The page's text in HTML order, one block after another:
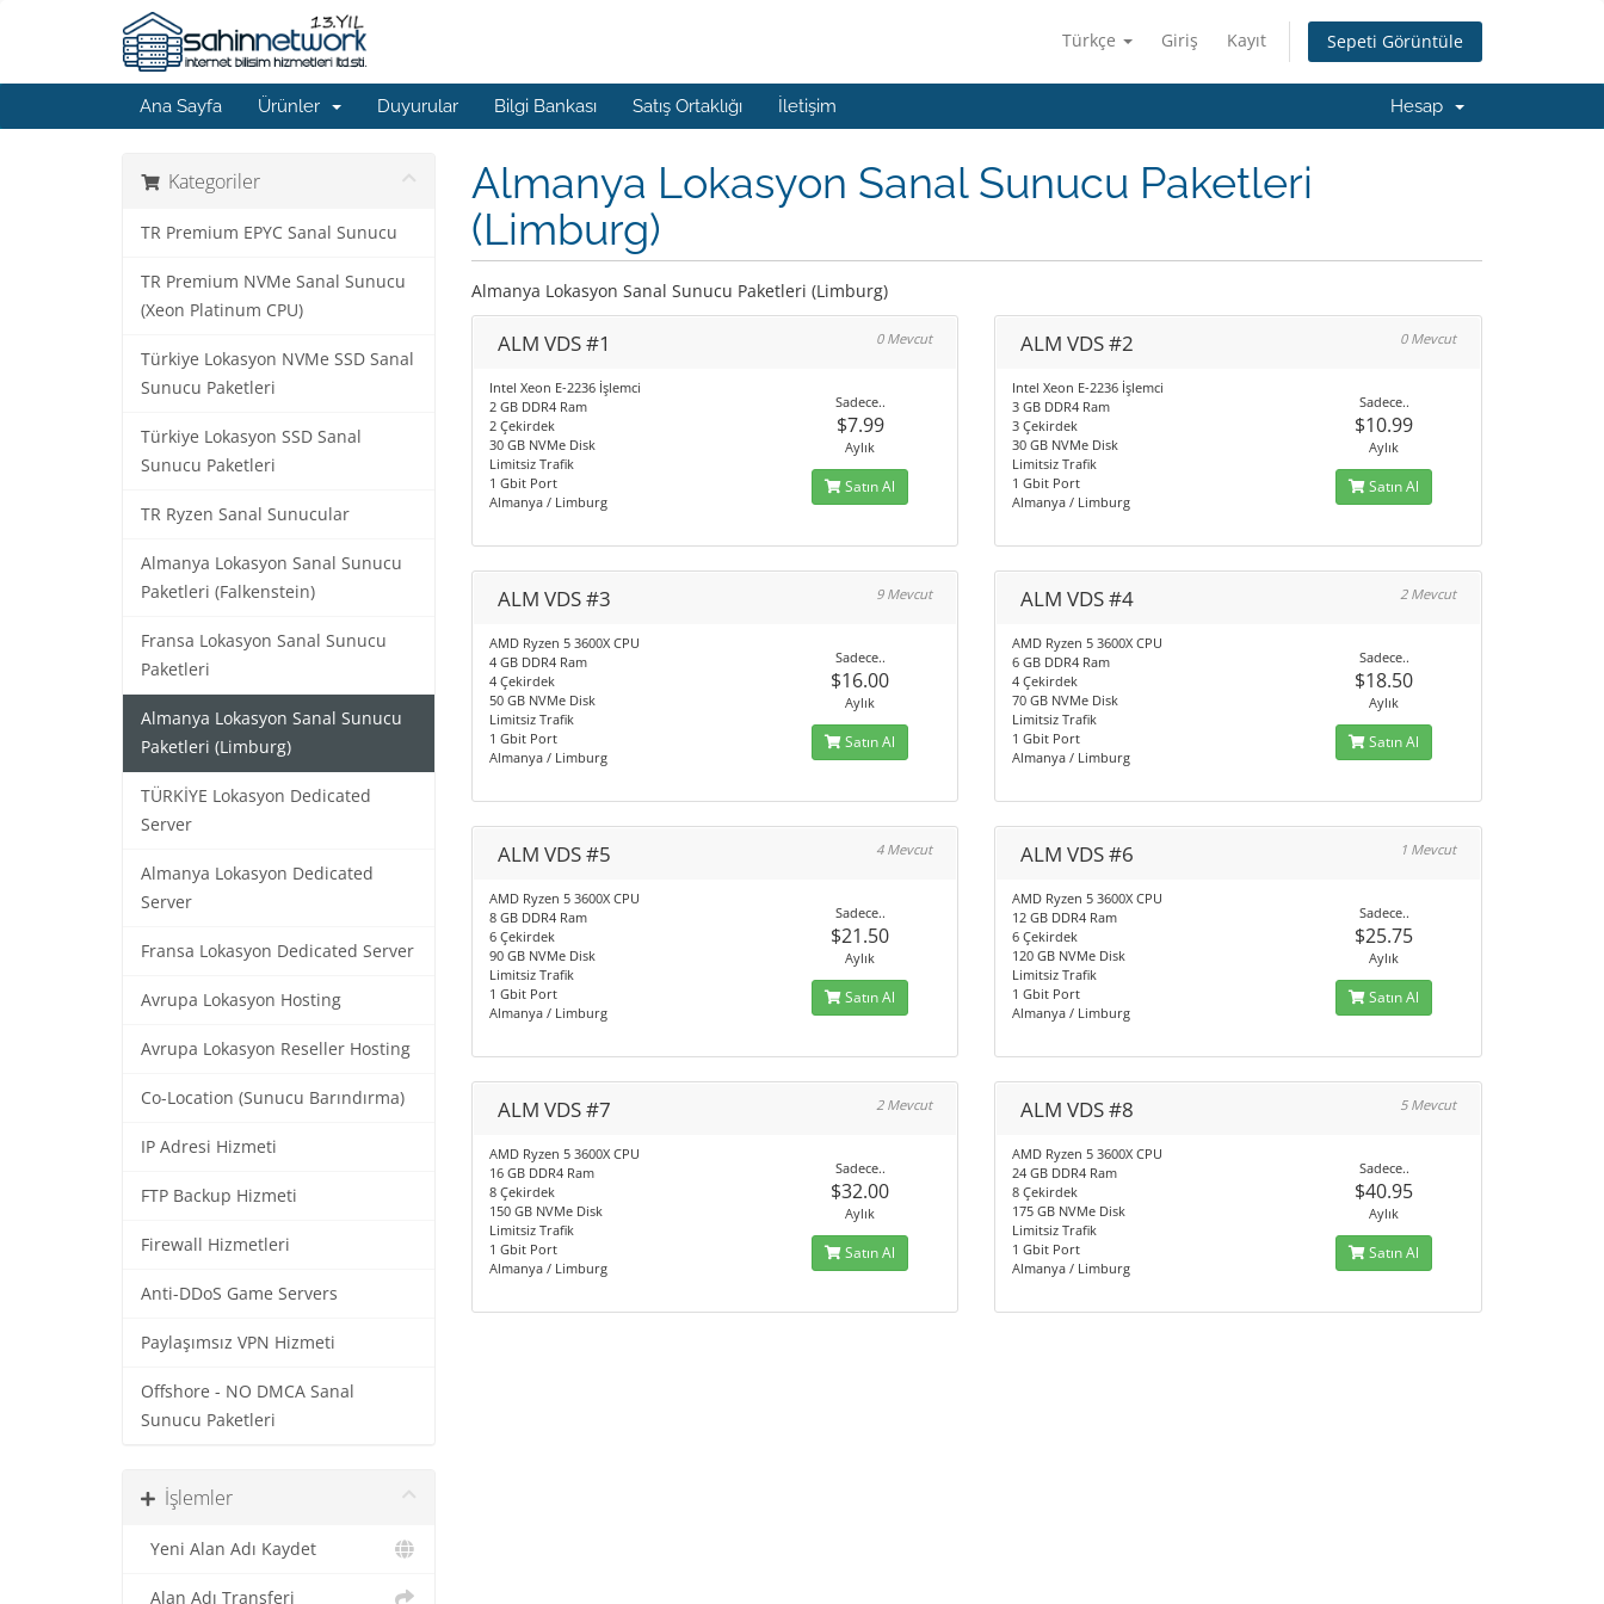
Türkçe Giriş Kayıt Sepeti Görüntüle
Ana Sayfa Ürünler Duyurular Bilgi Bankası Satış Ortaklığı İletişim Hesap
Kategoriler
TR Premium EPYC Sanal Sunucu
TR Premium NVMe Sanal Sunucu
(Xeon Platinum CPU)
Türkiye Lokasyon NVMe SSD Sanal
Sunucu Paketleri
Türkiye Lokasyon SSD Sanal
Sunucu Paketleri
TR Ryzen Sanal Sunucular
Almanya Lokasyon Sanal Sunucu
Paketleri (Falkenstein)
Fransa Lokasyon Sanal Sunucu
Paketleri
Almanya Lokasyon Sanal Sunucu
Paketleri (Limburg)
TÜRKİYE Lokasyon Dedicated
Server
Almanya Lokasyon Dedicated
Server
Fransa Lokasyon Dedicated Server
Avrupa Lokasyon Hosting
Avrupa Lokasyon Reseller Hosting
Co-Location (Sunucu Barındırma)
IP Adresi Hizmeti
FTP Backup Hizmeti
Firewall Hizmetleri
Anti-DDoS Game Servers
Paylaşımsız VPN Hizmeti
Offshore - NO DMCA Sanal
Sunucu Paketleri
İşlemler
Yeni Alan Adı Kaydet
Alan Adı Transferi
Almanya Lokasyon Sanal Sunucu Paketleri
(Limburg)
Almanya Lokasyon Sanal Sunucu Paketleri (Limburg)
ALM VDS #1 0 Mevcut
Intel Xeon E-2236 İşlemci
2 GB DDR4 Ram
2 Çekirdek
30 GB NVMe Disk
Limitsiz Trafik
1 Gbit Port
Almanya / Limburg
Sadece..
$7.99
Aylık
Satın Al
ALM VDS #2 0 Mevcut
Intel Xeon E-2236 İşlemci
3 GB DDR4 Ram
3 Çekirdek
30 GB NVMe Disk
Limitsiz Trafik
1 Gbit Port
Almanya / Limburg
Sadece..
$10.99
Aylık
Satın Al
ALM VDS #3 9 Mevcut
AMD Ryzen 5 3600X CPU
4 GB DDR4 Ram
4 Çekirdek
50 GB NVMe Disk
Limitsiz Trafik
1 Gbit Port
Almanya / Limburg
Sadece..
$16.00
Aylık
Satın Al
ALM VDS #4 2 Mevcut
AMD Ryzen 5 3600X CPU
6 GB DDR4 Ram
4 Çekirdek
70 GB NVMe Disk
Limitsiz Trafik
1 Gbit Port
Almanya / Limburg
Sadece..
$18.50
Aylık
Satın Al
ALM VDS #5 4 Mevcut
AMD Ryzen 5 3600X CPU
8 GB DDR4 Ram
6 Çekirdek
90 GB NVMe Disk
Limitsiz Trafik
1 Gbit Port
Almanya / Limburg
Sadece..
$21.50
Aylık
Satın Al
ALM VDS #6 1 Mevcut
AMD Ryzen 5 3600X CPU
12 GB DDR4 Ram
6 Çekirdek
120 GB NVMe Disk
Limitsiz Trafik
1 Gbit Port
Almanya / Limburg
Sadece..
$25.75
Aylık
Satın Al
ALM VDS #7 2 Mevcut
AMD Ryzen 5 3600X CPU
16 GB DDR4 Ram
8 Çekirdek
150 GB NVMe Disk
Limitsiz Trafik
1 Gbit Port
Almanya / Limburg
Sadece..
$32.00
Aylık
Satın Al
ALM VDS #8 5 Mevcut
AMD Ryzen 5 3600X CPU
24 GB DDR4 Ram
8 Çekirdek
175 GB NVMe Disk
Limitsiz Trafik
1 Gbit Port
Almanya / Limburg
Sadece..
$40.95
Aylık
Satın Al